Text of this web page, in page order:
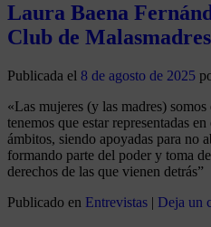
Laura Baena
Club de Malasmadres
Publicada el 8 de agosto de 2025
«Las mujeres (y las madres)
tenemos que estar representadas
ámbitos, siendo apoyadas para no
formando parte del poder y toma
derechos de las que vienen detrás”
Publicado en Entrevistas | Deja un